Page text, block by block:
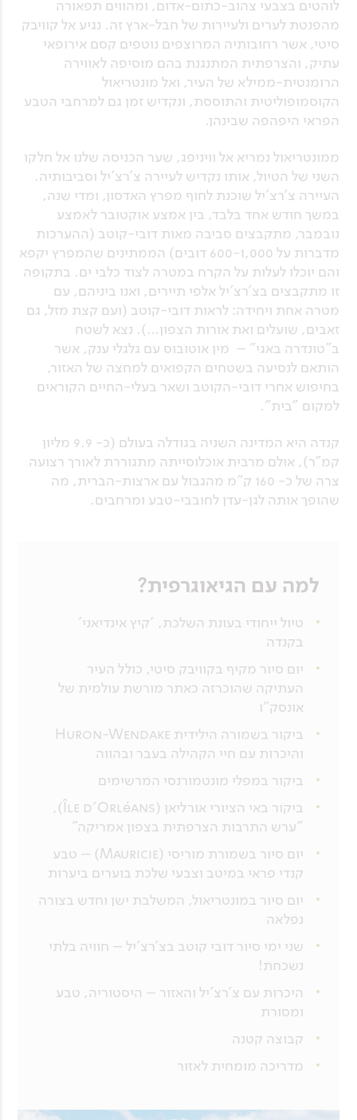
לוהטים בצבעי צהוב-כתום-אדום, ומהווים תפאורה
מהפנטת לערים ולעיירות של חבל-ארץ זה. נגיע אל קוויבק
סיטי, אשר רחובותיה המרוצפים נוטפים קסם אירופאי
עתיק, והצרפתית המתנגנת בהם מוסיפה לאווירה
הרומנטית-ממילא של העיר, ואל מונטריאול
הקוסמופוליטית והתוססת, ונקדיש זמן גם למרחבי הטבע
הפראי היפהפה שבינהן.
ממונטריאול נמריא אל וויניפג, שער הכניסה שלנו אל חלקו
השני של הטיול, אותו נקדיש לעיירה צ'רצ'יל וסביבותיה.
העיירה צ'רצ'יל שוכנת לחוף מפרץ האדסון, ומדי שנה,
במשך חודש אחד בלבד, בין אמצע אוקטובר לאמצע
נובמבר, מתקבצים סביבה מאות דובי-קוטב (ההערכות
מדברות על 600-1,000 דובים) הממתינים שהמפרץ יקפא
והם יוכלו לעלות על הקרח במטרה לצוד כלבי ים. בתקופה
זו מתקבצים בצ'רצ'יל אלפי תיירים, ואנו ביניהם, עם
מטרה אחת ויחידה: לראות דובי-קוטב (ועם קצת מזל, גם
זאבים, שועלים ואת אורות הצפון…). נצא לשטח
ב"טונדרה באגי" – מין אוטובוס עם גלגלי ענק, אשר
הותאם לנסיעה בשטחים הקפואים למחצה של האזור,
בחיפוש אחרי דובי-הקוטב ושאר בעלי-החיים הקוראים
למקום "בית".
קנדה היא המדינה השניה בגודלה בעולם (כ- 9.9 מליון
קמ"ר), אולם מרבית אוכלוסייתה מתגוררת לאורך רצועה
צרה של כ- 160 ק"מ מהגבול עם ארצות-הברית, מה
שהופך אותה לגן-עדן לחובבי-טבע ומרחבים.
למה עם הגיאוגרפית?
טיול ייחודי בעונת השלכת, 'קיץ אינדיאני'
בקנדה
יום סיור מקיף בקוויבק סיטי, כולל העיר
העתיקה שהוכרזה כאתר מורשת עולמית של
אונסק"ו
ביקור בשמורה הילידית Huron-Wendake
והיכרות עם חיי הקהילה בעבר ובהווה
ביקור במפלי מונטמורנסי המרשימים
ביקור באי הציורי אורליאן (Île d’Orléans),
"ערש התרבות הצרפתית בצפון אמריקה"
יום סיור בשמורת מוריסי (Mauricie) – טבע
קנדי פראי במיטב וצבעי שלכת בוערים ביערות
יום סיור במונטריאול, המשלבת ישן וחדש בצורה
נפלאה
שני ימי סיור דובי קוטב בצ'רצ'יל – חוויה בלתי
נשכחת!
היכרות עם צ'רצ'יל והאזור – היסטוריה, טבע
ומסורת
קבוצה קטנה
מדריכה מומחית לאזור